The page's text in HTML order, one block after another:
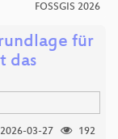
FOSSGIS 2026
für
das
2026-03-27
192